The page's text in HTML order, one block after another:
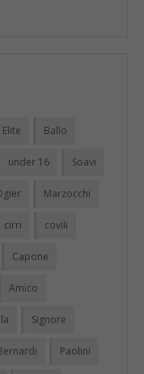
Elite Ballo
under 16 Soavi
Marzocchi
cirri covili
Capone
Amico
Signore
Paolini